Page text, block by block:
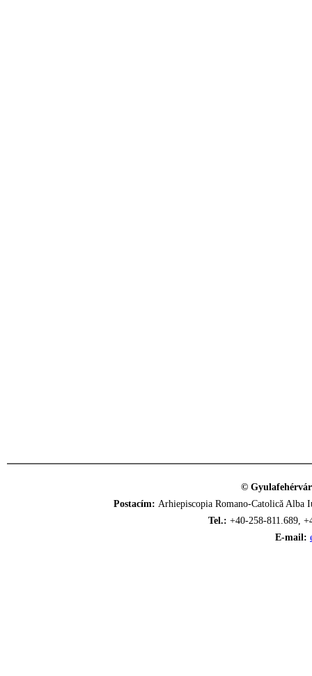
©
Postacím: Arhiepiscopia Romano-Catolică
Tel.: +40-258-811.689,
E-mail: